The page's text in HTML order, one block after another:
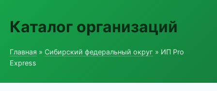
Каталог организаций
Главная » Сибирский федеральный округ » ИП Pro
Express